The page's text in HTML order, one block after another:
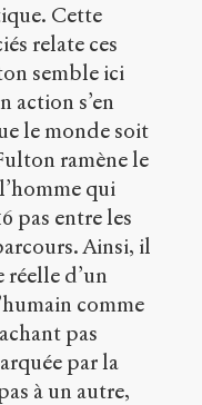
Cette
relate ces
semble ici
action s’en
le monde soit
ramène le
qui
pas entre les
Ainsi, il
réelle d’un
comme
pas
par la
à un autre,